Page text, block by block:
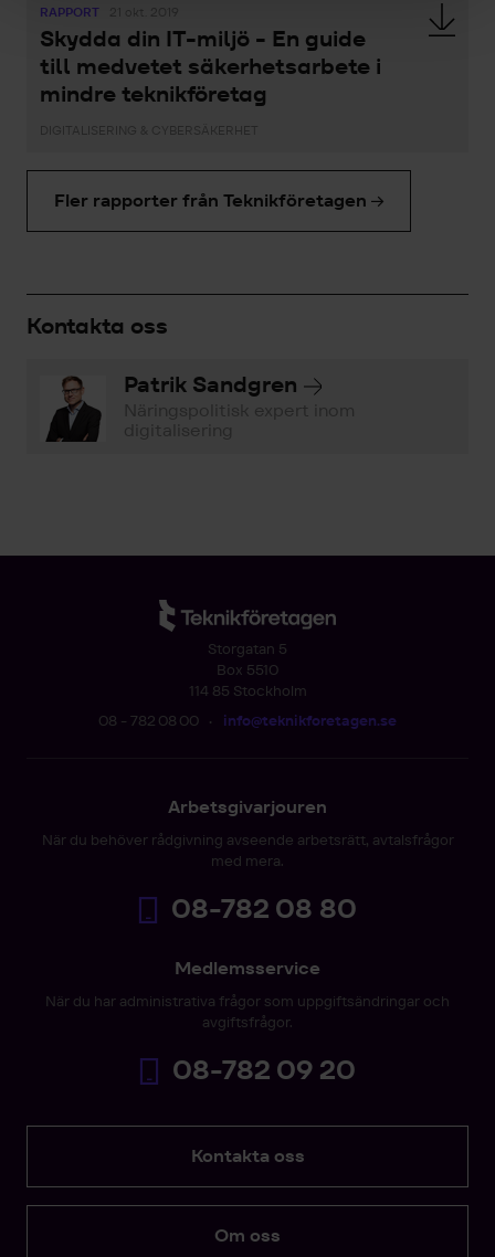
RAPPORT
Skydda din IT-miljö - En guide
till medvetet säkerhetsarbete i
mindre teknikföretag
DIGITALISERING & CYBERSÄKERHET
Fler rapporter från Teknikföretagen
Kontakta oss
Patrik Sandgren
Näringspolitisk expert inom
digitalisering
Storgatan 5
Box 5510
114 85 Stockholm
08 - 782 08 00 • info@teknikforetagen.se
Arbetsgivarjouren
När du behöver rådgivning avseende arbetsrätt, avtalsfrågor
med mera.
08-782 08 80
Medlemsservice
När du har administrativa frågor som uppgiftsändringar och
avgiftsfrågor.
08-782 09 20
Kontakta oss
Om oss